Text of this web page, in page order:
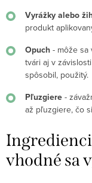
Vyrážky alebo
produkt
Opuch - môže
tvári aj v
spôsobil, použitý.
Pľuzgiere -
až pľuzgiere, čo
vhodné sa